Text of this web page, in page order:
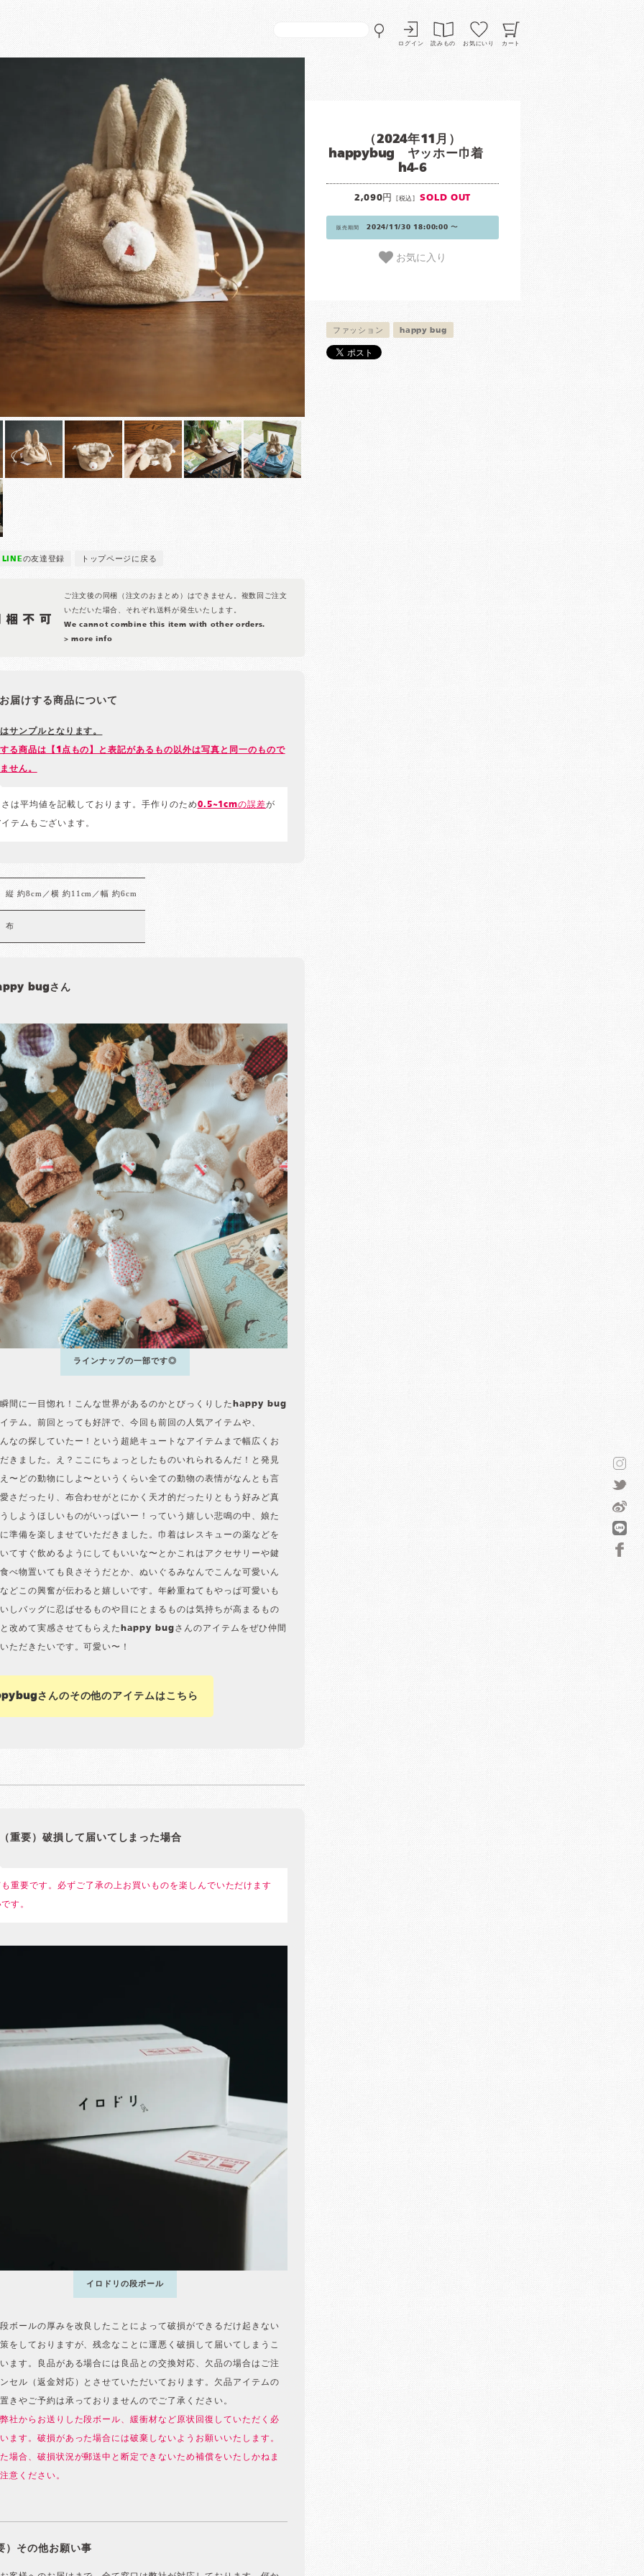
ログイン 読みもの お気にいり カート
LINEの友達登録 トップページに戻る
ご注文後の同梱（注文のおまとめ）はできません。複数回ご注文
いただいた場合、それぞれ送料が発生いたします。
We cannot combine this item with other orders.
> more info
（2024年11月）
happybug ヤッホー巾着
h4-6
2,090円 [税込] SOLD OUT
販売期間 2024/11/30 18:00:00 〜
お気に入り
ファッション happy bug
届けする商品について
サンプルとなります。
る商品は【1点もの】と表記があるもの以外は写真と同一のもので
せん。
は平均値を記載しております。手作りのため0.5~1cmの誤差が
テムもございます。
縦 約8cm／横 約11cm／幅 約6cm
布
bugさん
ラインナップの一部です◎
間に一目惚れ！こんな世界があるのかとびっくりしたhappy bug
テム。前回とっても好評で、今回も前回の人気アイテムや、
なの探していたー！という超絶キュートなアイテムまで幅広くお
きました。え？ここにちょっとしたものいれられるんだ！と発見
〜どの動物にしよ〜というくらい全ての動物の表情がなんとも言
さだったり、布合わせがとにかく天才的だったりともう好みど真
しようほしいものがいっぱいー！っていう嬉しい悲鳴の中、娘た
準備を楽しませていただきました。巾着はレスキューの薬などを
てすぐ飲めるようにしてもいいな〜とかこれはアクセサリーや鍵
べ物置いても良さそうだとか、ぬいぐるみなんでこんな可愛いん
どこの興奮が伝わると嬉しいです。年齢重ねてもやっぱ可愛いも
しバッグに忍ばせるものや目にとまるものは気持ちが高まるもの
改めて実感させてもらえたhappy bugさんのアイテムをぜひ仲間
ただきたいです。可愛い〜！
さんのその他のアイテムはこちら
重要）破損して届いてしまった場合
重要です。必ずご了承の上お買いものを楽しんでいただけます
す。
イロドリの段ボール
ボールの厚みを改良したことによって破損ができるだけ起きない
をしておりますが、残念なことに運悪く破損して届いてしまうこ
ます。良品がある場合には良品との交換対応、欠品の場合はご注
セル（返金対応）とさせていただいております。欠品アイテムの
きやご予約は承っておりませんのでご了承ください。
社からお送りした段ボール、緩衝材など原状回復していただく必
ます。破損があった場合には破棄しないようお願いいたします。
場合、破損状況が郵送中と断定できないため補償をいたしかねま
意ください。
その他お願い事